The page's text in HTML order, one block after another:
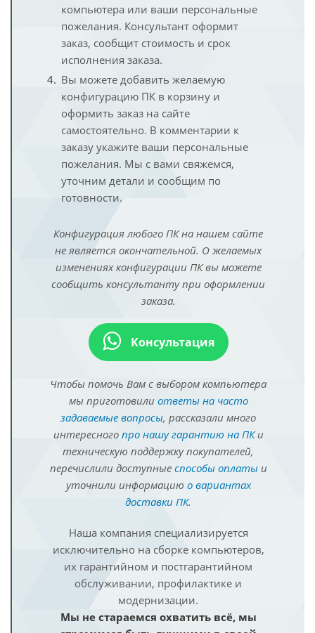
компьютера или ваши персональные
пожелания. Консультант оформит
заказ, сообщит стоимость и срок
исполнения заказа.
Вы можете добавить желаемую
конфигурацию ПК в корзину и
оформить заказ на сайте
самостоятельно. В комментарии к
заказу укажите ваши персональные
пожелания. Мы с вами свяжемся,
уточним детали и сообщим по
готовности.
Конфигурация любого ПК на нашем сайте
не является окончательной. О желаемых
изменениях конфигурации ПК вы можете
сообщить консультанту при оформлении
заказа.
Консультация
Чтобы помочь Вам с выбором компьютера
мы приготовили ответы на часто
задаваемые вопросы, рассказали много
интересного про нашу гарантию на ПКи
техническую поддержку покупателей,
перечислили доступные способы оплатыи
уточнили информацию о вариантах
доставки ПК.
Наша компания специализируется
исключительно на сборке компьютеров,
их гарантийном и постгарантийном
обслуживании, профилактике и
модернизации.
Мы не стараемся охватить всё, мы